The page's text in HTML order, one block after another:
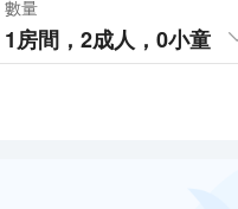
數量
1房間， 2成人， 0小童